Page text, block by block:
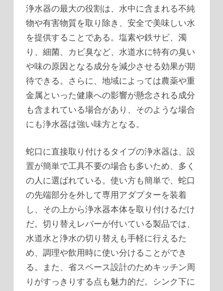
浄水器の最大の役割は、水中に含まれる不純
物や有害物質を取り除き、安全で美味しい水
を提供することである。塩素や鉄サビ、濁
り、細菌、カビ臭など、水道水に特有の臭い
や味の原因となる成分を減少させる効果が期
待できる。さらに、地域によっては農薬や重
金属といった健康への影響が懸念される成分
も含まれている場合があり、そのような場合
にも浄水器は強い味方となる。
蛇口に直接取り付けるタイプの浄水器は、設
置が簡単で工具不要の場合も多いため、多く
の人に選ばれている。使い方も簡単で、蛇口
の先端部分を外して専用アダプターを装着
し、その上から浄水器本体を取り付けるだけ
だ。切り替えレバーが付いている製品では、
水道水と浄水の切り替えも手軽に行えるた
め、調理や飲用時に使い分けることができ
る。また、省スペース設計のためキッチン周
りがすっきりする点も魅力的だ。シンク下に